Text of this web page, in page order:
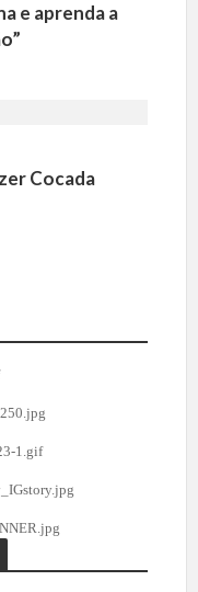
e aprenda a
Cocada